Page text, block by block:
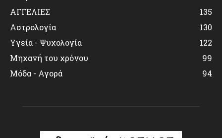
ΑΓΓΕΛΙΕΣ
135
Αστρολογία
130
Υγεία - Ψυχολογία
122
Μηχανή του χρόνου
99
Μόδα - Αγορά
94